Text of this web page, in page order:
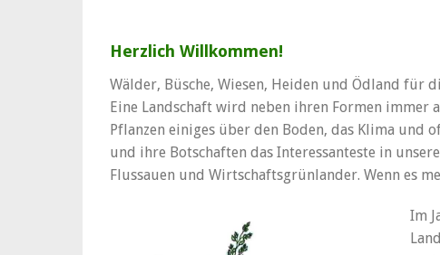
Herzlich Willkommen!
Wälder, Büsche, Wiesen, Heiden und Ödland für
Eine Landschaft wird neben ihren Formen immer
Pflanzen einiges über den Boden, das Klima und
und ihre Botschaften das Interessanteste in
Flussauen und Wirtschaftsgrünlander. Wenn es
Im